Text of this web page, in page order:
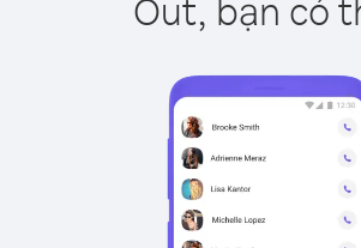
Out, bạn có